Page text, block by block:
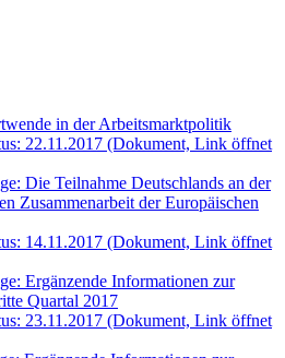
in der Arbeitsmarktpolitik
22.11.2017 (Dokument, Link öffnet
Die Teilnahme Deutschlands an der
Zusammenarbeit der Europäischen
14.11.2017 (Dokument, Link öffnet
Ergänzende Informationen zur
Quartal 2017
23.11.2017 (Dokument, Link öffnet